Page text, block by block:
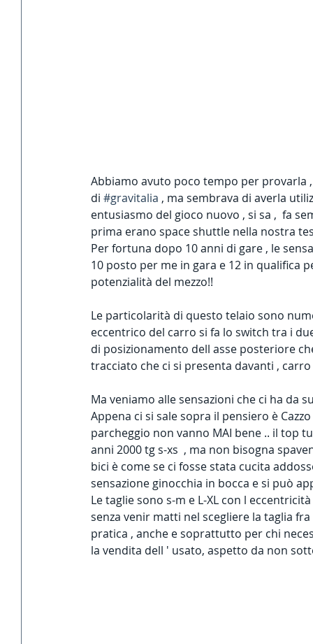
Abbiamo avuto poco tempo per
di #gravitalia , ma sembrava di averla
entusiasmo del gioco nuovo , si sa ,  fa
prima erano space shuttle nella nostra
Per fortuna dopo 10 anni di gare , le
10 posto per me in gara e 12 in qualifica
potenzialità del mezzo!!
Le particolarità di questo telaio sono
eccentrico del carro si fa lo switch tra i
di posizionamento dell asse posteriore
tracciato che ci si presenta davanti ,
Ma veniamo alle sensazioni che ci ha da
Appena ci si sale sopra il pensiero è
parcheggio non vanno MAI bene .. il top
anni 2000 tg s-xs  , ma non bisogna
bici è come se ci fosse stata cucita
sensazione ginocchia in bocca e si può
Le taglie sono s-m e L-XL con l
senza venir matti nel scegliere la taglia
pratica , anche e soprattutto per chi
la vendita dell ' usato, aspetto da non